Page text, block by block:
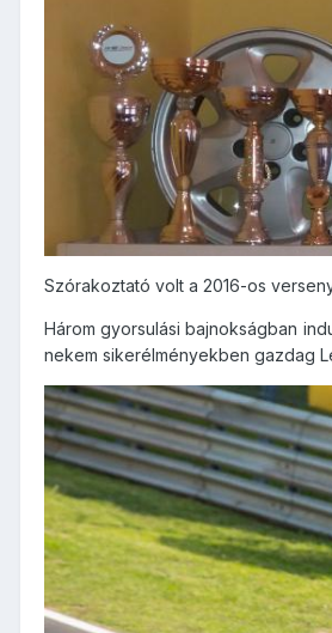
Szórakoztató volt a 2016-os
Három gyorsulási bajnokságban
nekem sikerélményekben gazdag